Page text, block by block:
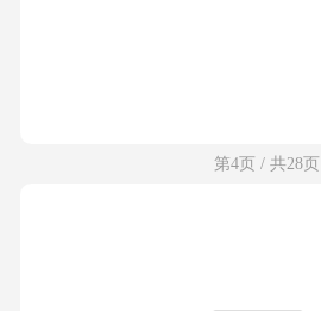
第4页 / 共28页